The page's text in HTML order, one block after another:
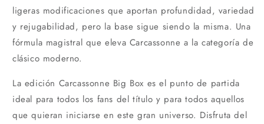
ligeras modificaciones que aportan profundidad, variedad
y rejugabilidad, pero la base sigue siendo la misma. Una
fórmula magistral que eleva Carcassonne a la categoría de
clásico moderno.
La edición Carcassonne Big Box es el punto de partida
ideal para todos los fans del título y para todos aquellos
que quieran iniciarse en este gran universo. Disfruta del